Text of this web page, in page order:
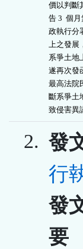
價以判斷
告 3  個
政執行分
上之發展
系爭土地
遂再次發
最高法院
斷系爭土
致侵害異
2. 發
行
發
要